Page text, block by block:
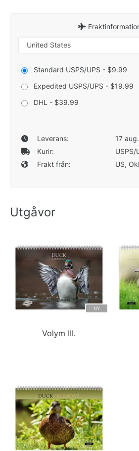
Standard USPS/UPS - $9.99
Expedited USPS/UPS - $19.99
DHL - $39.99
Leverans:
17
Kurir:
USPS/
Frakt från:
US,
Utgåvor
NY
Volym III.